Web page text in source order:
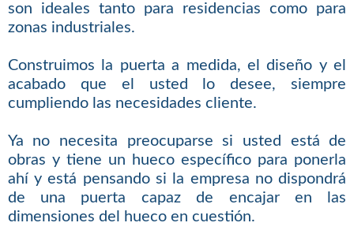
son ideales tanto para residencias como para
zonas industriales.
Construimos la puerta a medida, el diseño y el
acabado que el usted lo desee, siempre
cumpliendo las necesidades cliente.
Ya no necesita preocuparse si usted está de
obras y tiene un hueco específico para ponerla
ahí y está pensando si la empresa no dispondrá
de una puerta capaz de encajar en las
dimensiones del hueco en cuestión.